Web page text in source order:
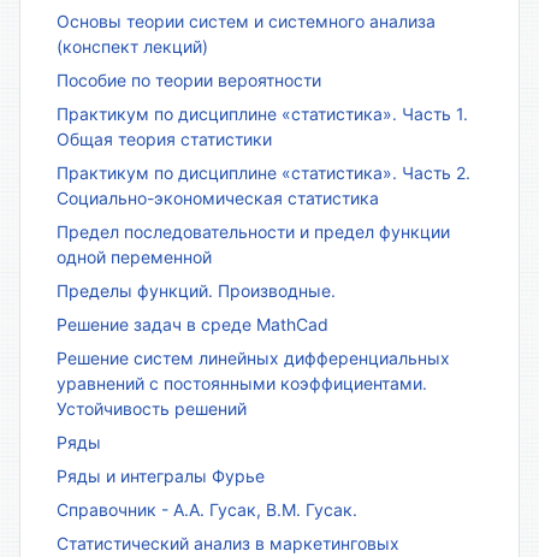
Основы теории систем и системного анализа
(конспект лекций)
Пособие по теории вероятности
Практикум по дисциплине «статистика». Часть 1.
Общая теория статистики
Практикум по дисциплине «статистика». Часть 2.
Социально-экономическая статистика
Предел последовательности и предел функции
одной переменной
Пределы функций. Производные.
Решение задач в среде MathCad
Решение систем линейных дифференциальных
уравнений с постоянными коэффициентами.
Устойчивость решений
Ряды
Ряды и интегралы Фурье
Справочник - А.А. Гусак, В.М. Гусак.
Статистический анализ в маркетинговых